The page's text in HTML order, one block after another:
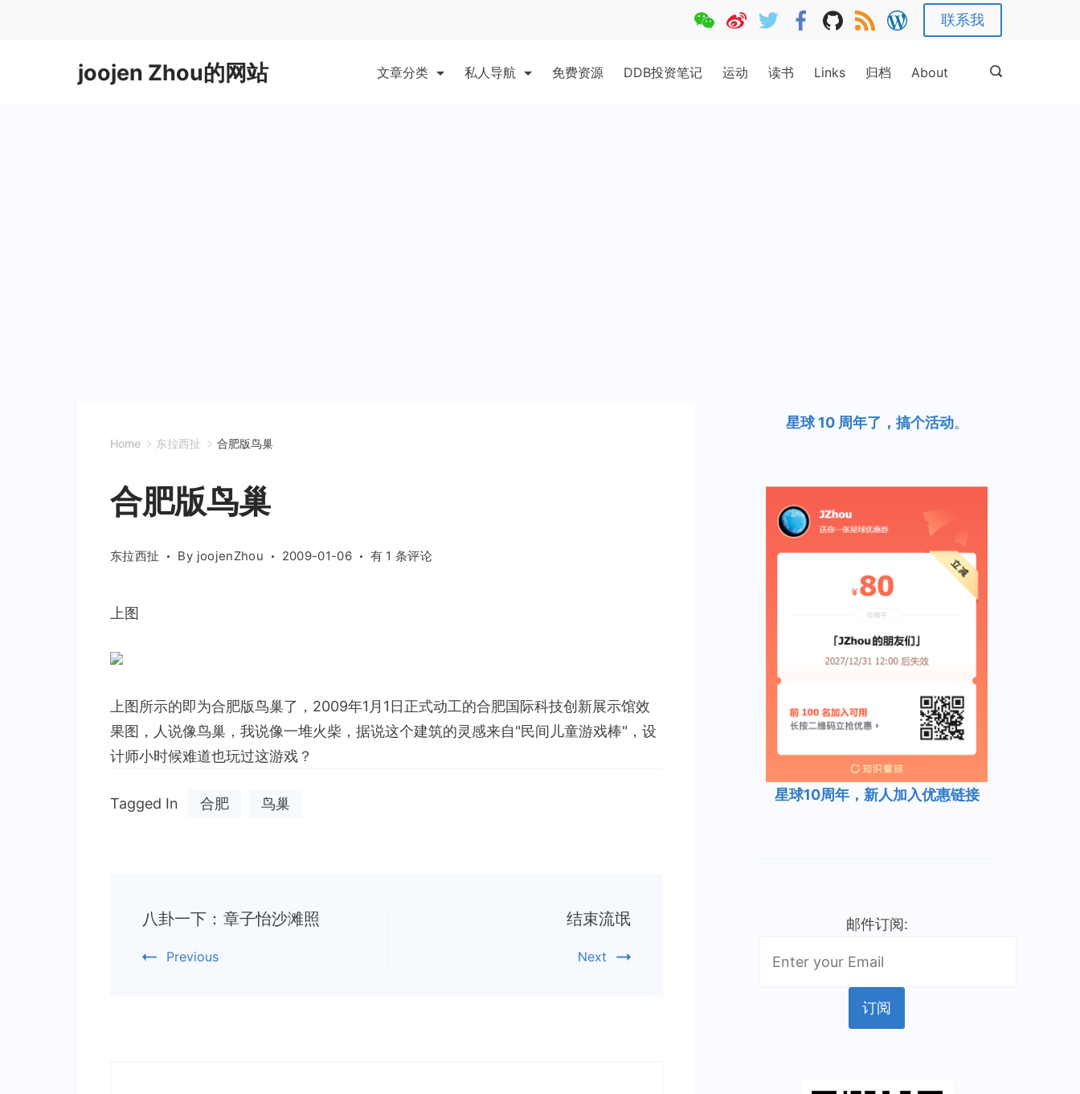
联系我
joojen Zhou的网站 文章分类 私人导航 免费资源 DDB投资笔记 运动 读书 Links 归档 About
Home 东拉西扯 合肥版鸟巢
合肥版鸟巢
东拉西扯 By joojenZhou 2009-01-06
合
有 1 条评论
上图
上图所示的即为合肥版鸟巢了，2009年1月1日正式动工的合肥国际科技创新展示馆效
果图，人说像鸟巢，我说像一堆火柴，据说这个建筑的灵感来自"民间儿童游戏棒"，设
计师小时候难道也玩过这游戏？
Tagged In 合肥 鸟巢
Navigation
八卦一下：章子怡沙滩照
Previous
结束流氓
Next
星球 10 周年了，搞个活动。
星球10周年，新人加入优惠链接
邮件订阅: